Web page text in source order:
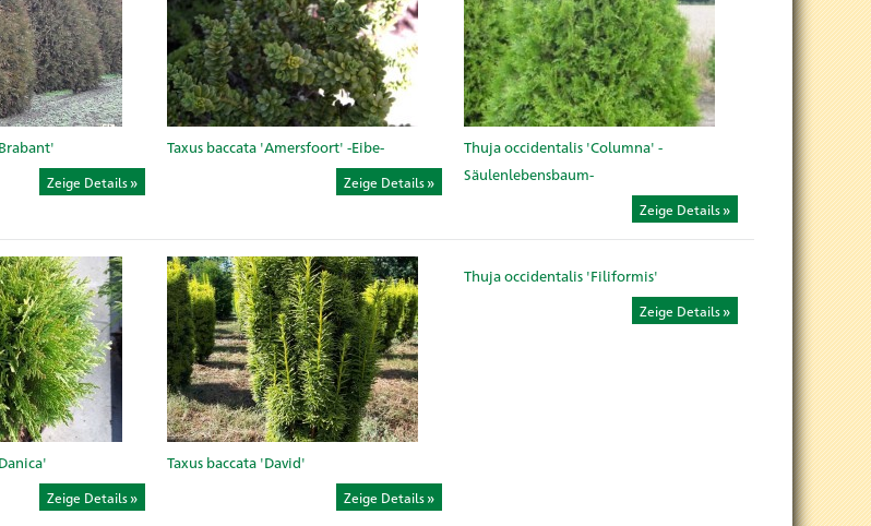
Zeige Details
Taxus baccata 'Amersfoort' -Eibe-
Zeige Details
Thuja occidentalis 'Columna' -
Säulenlebensbaum-
Zeige Details
Zeige Details
Taxus baccata 'David'
Zeige Details
Thuja occidentalis 'Filiformis'
Zeige Details